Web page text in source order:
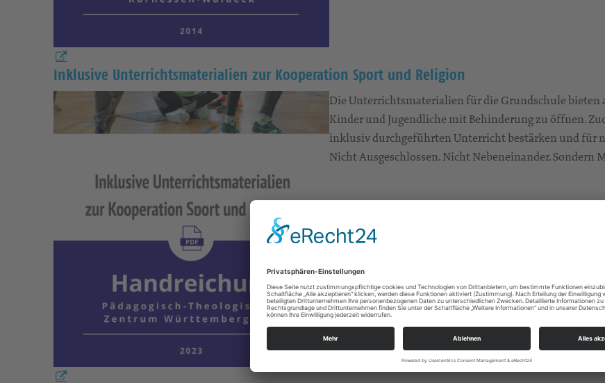
Inklusive Unterrichtsmaterialien zur Kooperation Sport und Religion
Die Unterrichtsmaterialien für die Grundschule
Kinder und Jugendliche mit Behinderung zu öffnen.
inklusiv durchgeführten Unterricht bestärken und für
Nicht Ausgeschlossen. Nicht Nebeneinander. Sondern